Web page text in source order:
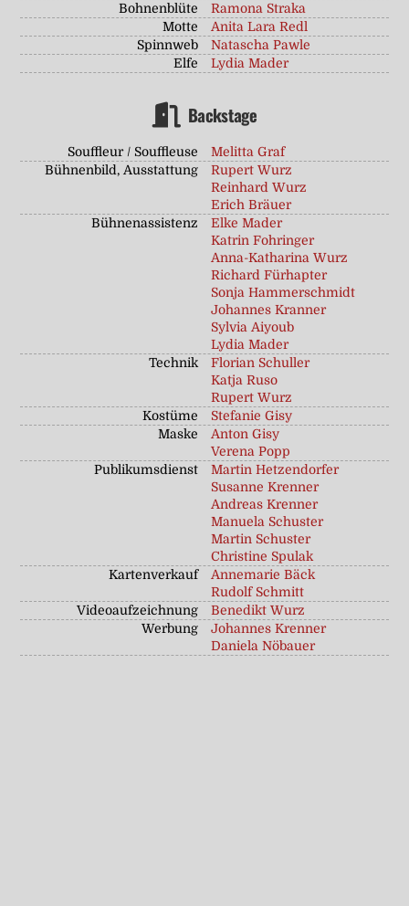
Bohnenblüte
Ramona Straka
Motte
Anita Lara Redl
Spinnweb
Natascha Pawle
Elfe
Lydia Mader
Backstage
Souffleur / Souffleuse
Melitta Graf
Bühnenbild, Ausstattung
Rupert Wurz
Reinhard Wurz
Erich Bräuer
Bühnenassistenz
Elke Mader
Katrin Fohringer
Anna-Katharina Wurz
Richard Fürhapter
Sonja Hammerschmidt
Johannes Kranner
Sylvia Aiyoub
Lydia Mader
Technik
Florian Schuller
Katja Ruso
Rupert Wurz
Kostüme
Stefanie Gisy
Maske
Anton Gisy
Verena Popp
Publikumsdienst
Martin Hetzendorfer
Susanne Krenner
Andreas Krenner
Manuela Schuster
Martin Schuster
Christine Spulak
Kartenverkauf
Annemarie Bäck
Rudolf Schmitt
Videoaufzeichnung
Benedikt Wurz
Werbung
Johannes Krenner
Daniela Nöbauer